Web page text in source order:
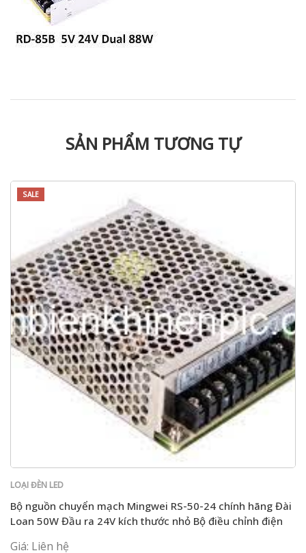
SẢN PHẨM TƯƠNG TỰ
SALE
LOẠI ĐÈN LED
Bộ nguồn chuyển mạch Mingwei RS-50-24 chính hãng Đài
Loan 50W Đầu ra 24V kích thước nhỏ Bộ điều chỉnh điện
Giá: Liên hệ